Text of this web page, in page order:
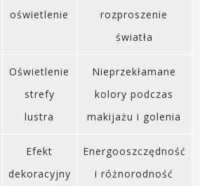
oświetlenie
rozproszenie
światła
Oświetlenie
strefy
lustra
Nieprzekłamane
kolory podczas
makijażu i golenia
Efekt
dekoracyjny
Energooszczędność
i różnorodność